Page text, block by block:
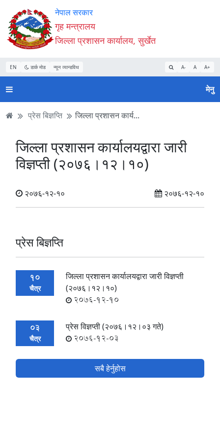
Accessibility
Mode
सुरु
गर्नुहोस्
सामाग्री
पढ्नुहाेस्
नेभिगेसन
पढ्नुहाेस्
वेबसाइट
खोजमा
जानुहोस्
नेपाल सरकार
गृह मन्त्रालय
जिल्ला प्रशासन कार्यालय, सुर्खेत
EN डार्क मोड न्यून व्यान्डविथ A- A A+
मेनु
प्रेस बिज्ञप्ति जिल्ला प्रशासन कार्य...
जिल्ला प्रशासन कार्यालयद्वारा जारी
विज्ञप्ती (२०७६।१२।१०)
२०७६-१२-१० २०७६-१२-१०
प्रेस बिज्ञप्ति
10
चैत्र
जिल्ला प्रशासन कार्यालयद्वारा जारी विज्ञप्ती
(२०७६।१२।१०)
2076-12-10
03
चैत्र
प्रेस विज्ञप्ती (२०७६।१२।०३ गते)
2076-12-03
सबै हेर्नुहोस